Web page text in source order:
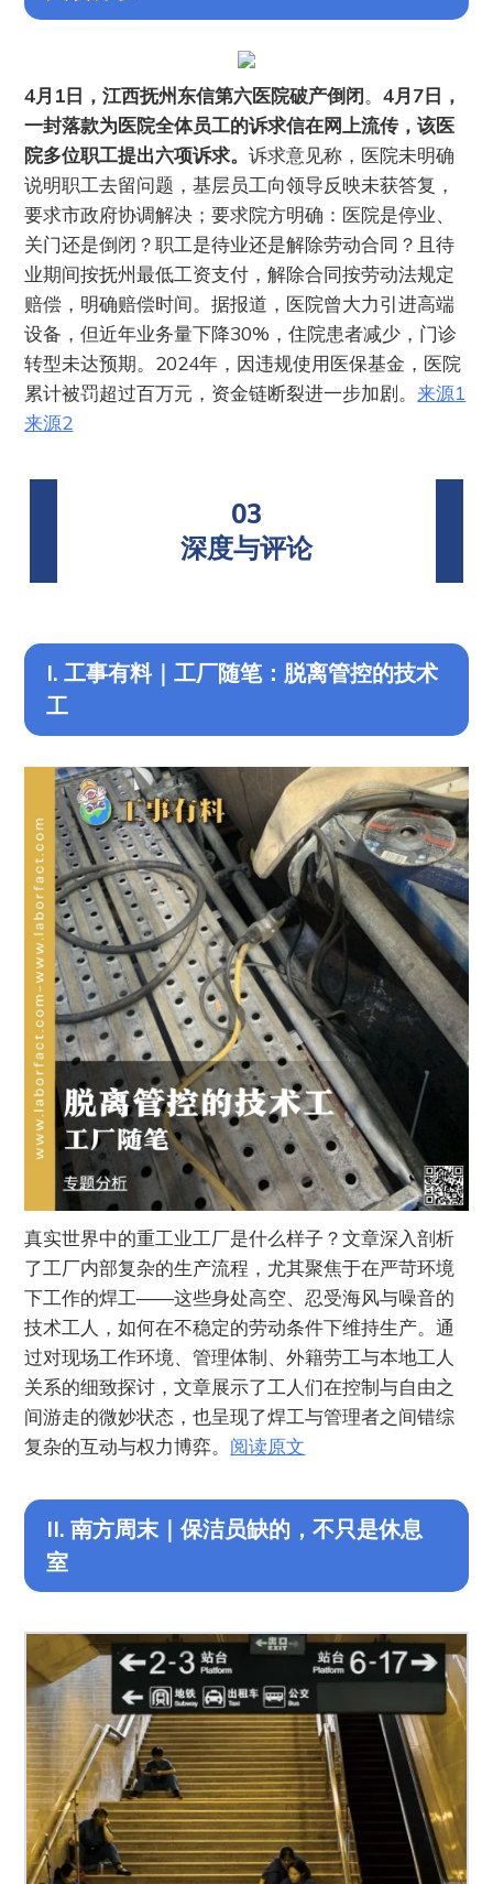
4月1日，江西抚州东信第六医院破产倒闭。4月7日，
一封落款为医院全体员工的诉求信在网上流传，该医
院多位职工提出六项诉求。诉求意见称，医院未明确
说明职工去留问题，基层员工向领导反映未获答复，
要求市政府协调解决；要求院方明确：医院是停业、
关门还是倒闭？职工是待业还是解除劳动合同？且待
业期间按抚州最低工资支付，解除合同按劳动法规定
赔偿，明确赔偿时间。据报道，医院曾大力引进高端
设备，但近年业务量下降30%，住院患者减少，门诊
转型未达预期。2024年，因违规使用医保基金，医院
累计被罚超过百万元，资金链断裂进一步加剧。来源1
来源2
03
深度与评论
I. 工事有料｜工厂随笔：脱离管控的技术
工
真实世界中的重工业工厂是什么样子？文章深入剖析
了工厂内部复杂的生产流程，尤其聚焦于在严苛环境
下工作的焊工——这些身处高空、忍受海风与噪音的
技术工人，如何在不稳定的劳动条件下维持生产。通
过对现场工作环境、管理体制、外籍劳工与本地工人
关系的细致探讨，文章展示了工人们在控制与自由之
间游走的微妙状态，也呈现了焊工与管理者之间错综
复杂的互动与权力博弈。 阅读原文
II. 南方周末｜保洁员缺的，不只是休息
室